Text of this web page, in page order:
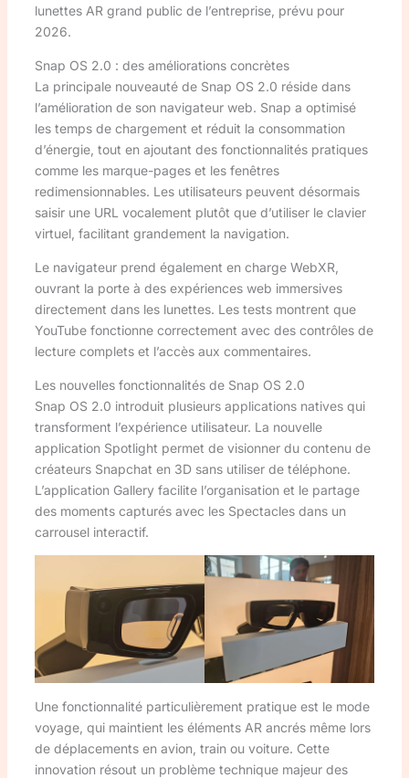
lunettes AR grand public de l’entreprise, prévu pour
2026.
Snap OS 2.0 : des améliorations concrètes
La principale nouveauté de Snap OS 2.0 réside dans
l’amélioration de son navigateur web. Snap a optimisé
les temps de chargement et réduit la consommation
d’énergie, tout en ajoutant des fonctionnalités pratiques
comme les marque-pages et les fenêtres
redimensionnables. Les utilisateurs peuvent désormais
saisir une URL vocalement plutôt que d’utiliser le clavier
virtuel, facilitant grandement la navigation.
Le navigateur prend également en charge WebXR,
ouvrant la porte à des expériences web immersives
directement dans les lunettes. Les tests montrent que
YouTube fonctionne correctement avec des contrôles de
lecture complets et l’accès aux commentaires.
Les nouvelles fonctionnalités de Snap OS 2.0
Snap OS 2.0 introduit plusieurs applications natives qui
transforment l’expérience utilisateur. La nouvelle
application Spotlight permet de visionner du contenu de
créateurs Snapchat en 3D sans utiliser de téléphone.
L’application Gallery facilite l’organisation et le partage
des moments capturés avec les Spectacles dans un
carrousel interactif.
Une fonctionnalité particulièrement pratique est le mode
voyage, qui maintient les éléments AR ancrés même lors
de déplacements en avion, train ou voiture. Cette
innovation résout un problème technique majeur des